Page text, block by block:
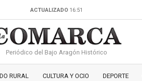
ACTUALIZADO 16:51
Periódico del Bajo Aragón Histórico
RURAL CULTURA Y OCIO DEPORTE